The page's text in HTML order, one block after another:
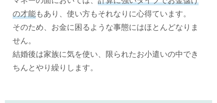
の才能もあり、使い方もそれなりに心得ています。
そのため、お金に困るような事態にはほとんどなりま
せん。
結婚後は家族に気を使い、限られたお小遣いの中でき
ちんとやり繰りします。